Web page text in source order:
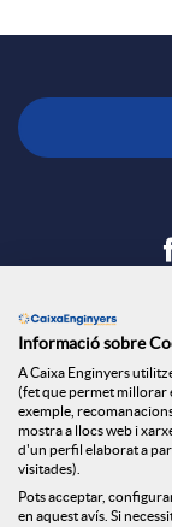
Informació sobre
A Caixa Enginyers
(fet que permet millorar
exemple,
mostra a llocs web i
d'un perfil elaborat a
visitades).
Pots acceptar,
en aquest avís. Si